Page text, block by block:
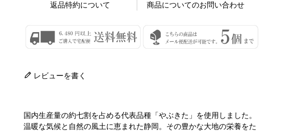
返品特約について 商品についてのお問い合わせ
レビューを書く
国内生産量の約七割を占める代表品種「やぶきた」を使用しました。
温暖な気候と自然の風土に恵まれた静岡。その豊かな大地の栄養をた